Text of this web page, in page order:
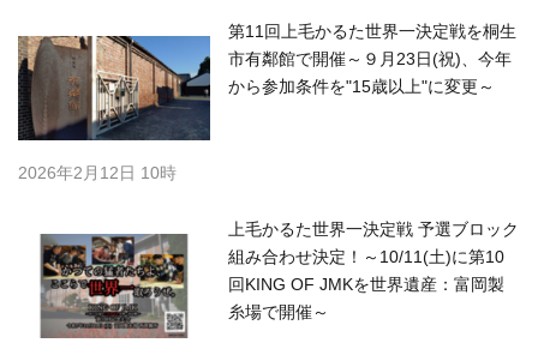
第11回上毛かるた世界一決定戦を桐生
市有鄰館で開催～９月23日(祝)、今年
から参加条件を"15歳以上"に変更～
2026年2月12日 10時
上毛かるた世界一決定戦 予選ブロック
組み合わせ決定！～10/11(土)に第10
回KING OF JMKを世界遺産：富岡製
糸場で開催～